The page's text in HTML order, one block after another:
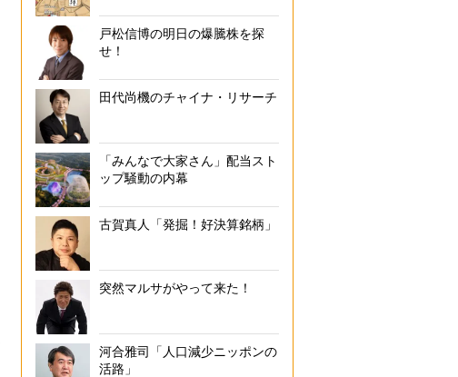
戸松信博の明日の爆騰株を探
せ！
田代尚機のチャイナ・リサーチ
「みんなで大家さん」配当スト
ップ騒動の内幕
古賀真人「発掘！好決算銘柄」
突然マルサがやって来た！
河合雅司「人口減少ニッポンの
活路」